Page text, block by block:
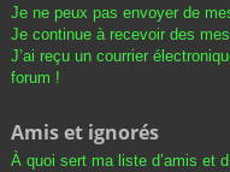
Je ne peux pas envoyer de
Je continue à recevoir des
J’ai reçu un courrier
forum !
Amis et ignorés
À quoi sert ma liste d’amis et